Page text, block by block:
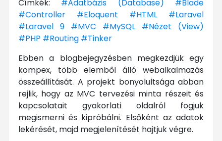
Címkék: #Adatbázis (Database)
#Blade
#Controller
#Eloquent #HTML
#Laravel
#Laravel 9
#MVC #MySQL
#Nézet (View)
#PHP #Routing #Tinker
Ebben a blogbejegyzésben megkezdjük egy
kompex, több elemből álló webalkalmazás
összeállítását. A projekt bonyolultsága abban
rejlik, hogy az MVC tervezési minta részeit és
kapcsolatait gyakorlati oldalról fogjuk
megismerni és kipróbálni. Elsőként az adatok
lekérését, majd megjelenítését hajtjuk végre.